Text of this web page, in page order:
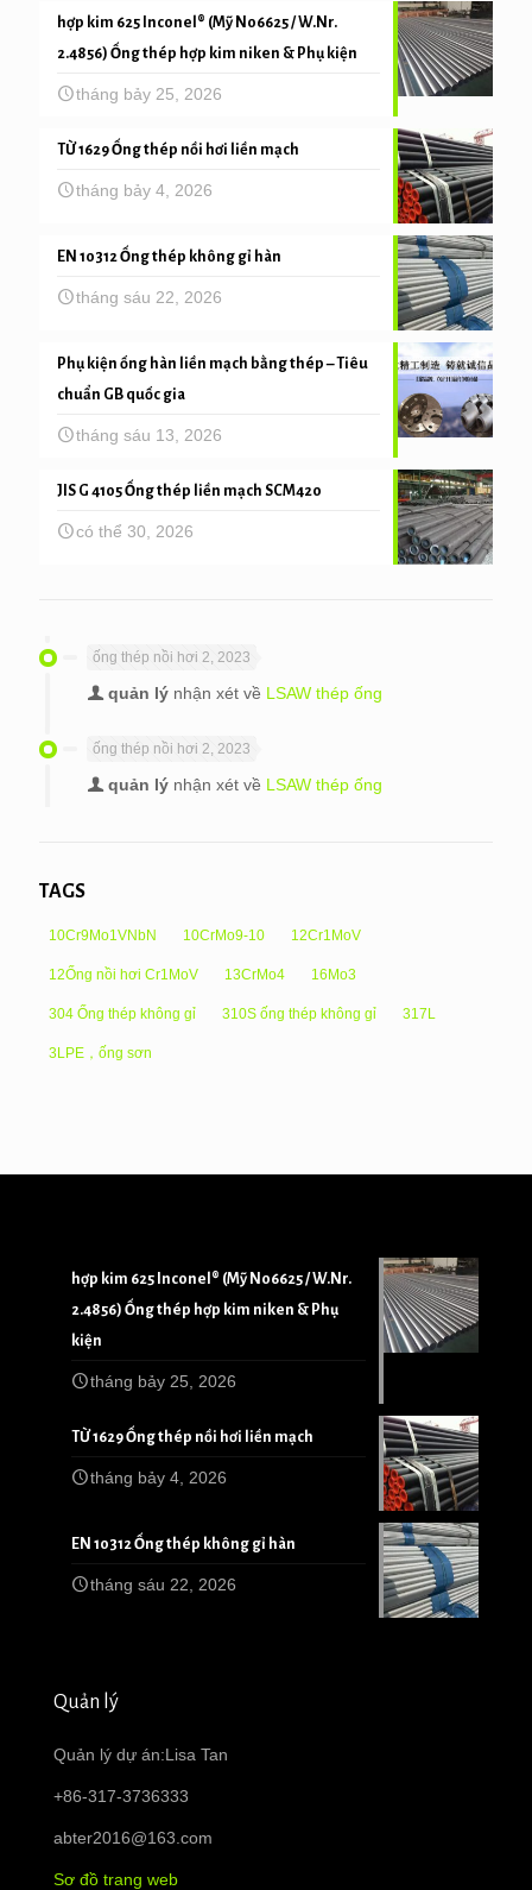
hợp kim 625 Inconel® (Mỹ N06625 / W.Nr.
2.4856) Ống thép hợp kim niken & Phụ kiện
tháng bảy 25, 2026
TỪ 1629 Ống thép nồi hơi liền mạch
tháng bảy 4, 2026
EN 10312 Ống thép không gỉ hàn
tháng sáu 22, 2026
Phụ kiện ống hàn liền mạch bằng thép – Tiêu
chuẩn GB quốc gia
tháng sáu 13, 2026
JIS G 4105 Ống thép liền mạch SCM420
có thể 30, 2026
ống thép nồi hơi 2, 2023
quản lý nhận xét về LSAW thép ống
ống thép nồi hơi 2, 2023
quản lý nhận xét về LSAW thép ống
TAGS
10Cr9Mo1VNbN 10CrMo9-10 12Cr1MoV
12Ống nồi hơi Cr1MoV 13CrMo4 16Mo3
304 Ống thép không gỉ 310S ống thép không gỉ 317L
3LPE，ống sơn
hợp kim 625 Inconel® (Mỹ N06625 / W.Nr.
2.4856) Ống thép hợp kim niken & Phụ
kiện
tháng bảy 25, 2026
TỪ 1629 Ống thép nồi hơi liền mạch
tháng bảy 4, 2026
EN 10312 Ống thép không gỉ hàn
tháng sáu 22, 2026
Quản lý
Quản lý dự án:Lisa Tan
+86-317-3736333
abter2016@163.com
Sơ đồ trang web